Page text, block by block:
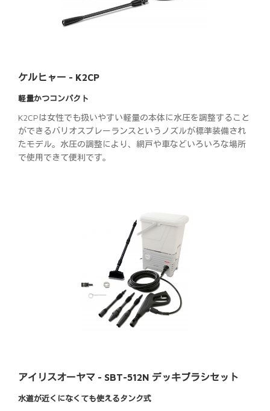
ケルヒャー - K2CP
軽量かつコンパクト
K2CPは女性でも扱いやすい軽量の本体に水圧を調整すること
ができるバリオスプレーランスというノズルが標準装備され
たモデル。水圧の調整により、網戸や車などいろいろな場所
で使用できて便利です。
アイリスオーヤマ - SBT-512N デッキブラシセット
水道が近くになくても使えるタンク式